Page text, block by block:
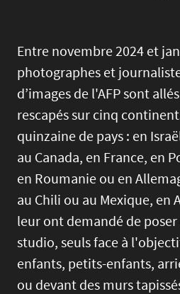
Entre novembre 2024 et
photographes et
d’images de l'AFP sont
rescapés sur cinq
quinzaine de pays : en
au Canada, en France, en
en Roumanie ou en
au Chili ou au Mexique, en
leur ont demandé de poser
studio, seuls face à
enfants, petits-enfants,
ou devant des murs